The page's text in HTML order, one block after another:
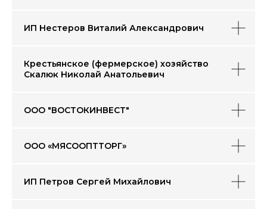
ИП Нестеров Виталий Александрович
Крестьянское (фермерское) хозяйство
Скалюк Николай Анатольевич
ООО "ВОСТОКИНВЕСТ"
ООО «МЯСООПТТОРГ»
ИП Петров Сергей Михайлович